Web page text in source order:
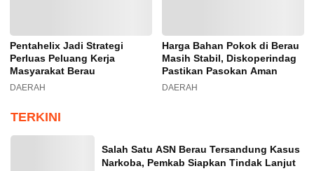
Pentahelix Jadi Strategi
Perluas Peluang Kerja
Masyarakat Berau
DAERAH
Harga Bahan Pokok di Berau
Masih Stabil, Diskoperindag
Pastikan Pasokan Aman
DAERAH
TERKINI
Salah Satu ASN Berau Tersandung Kasus
Narkoba, Pemkab Siapkan Tindak Lanjut